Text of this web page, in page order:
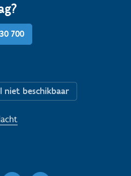
700
niet beschikbaar